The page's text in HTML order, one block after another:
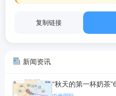
复制链接
新闻资讯
“秋天的第一杯奶茶